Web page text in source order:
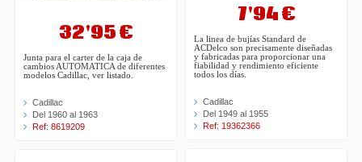
32'95 €
Junta para el carter de la caja de
cambios AUTOMATICA de diferentes
modelos Cadillac, ver listado.
Cadillac
Del 1960 al 1963
Ref: 8619209
7'94 €
La linea de bujías Standard de
ACDelco son precisamente diseñadas
y fabricadas para proporcionar una
fiabilidad y rendimiento eficiente
todos los días.
Cadillac
Del 1949 al 1955
Ref: 19362366